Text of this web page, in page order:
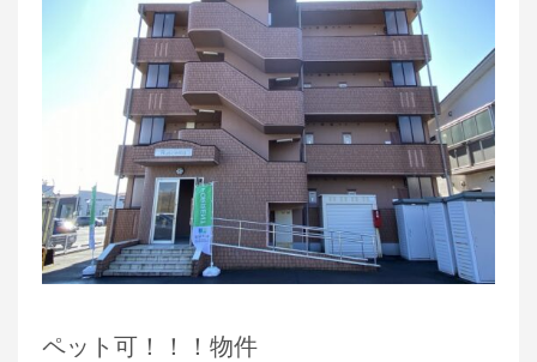
ペット可！！！物件